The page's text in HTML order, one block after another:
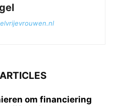
om financiering